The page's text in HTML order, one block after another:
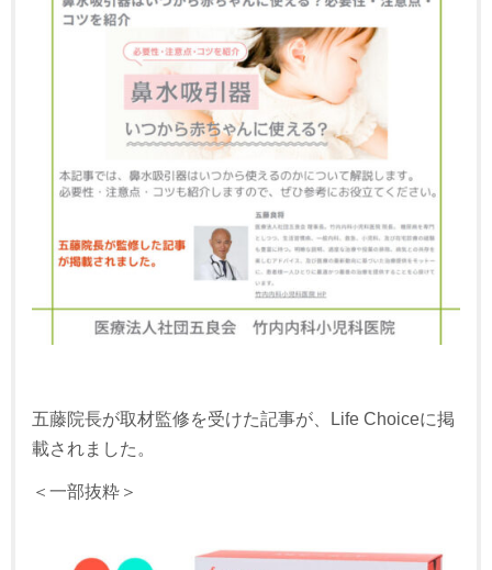
五藤院長が取材監修を受けた記事が、Life Choiceに掲
載されました。
＜一部抜粋＞